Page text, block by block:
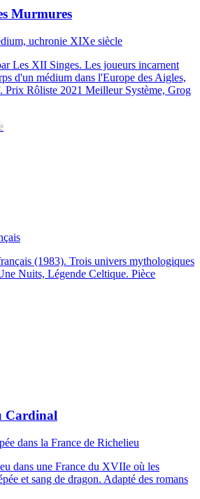
Murmures
uchronie XIXe siècle
Les XII Singes. Les joueurs incarnent
d'un médium dans l'Europe des Aigles,
Prix Rôliste 2021 Meilleur Système, Grog
(1983). Trois univers mythologiques
Nuits, Légende Celtique. Pièce
Cardinal
dans la France de Richelieu
dans une France du XVIIe où les
et sang de dragon. Adapté des romans